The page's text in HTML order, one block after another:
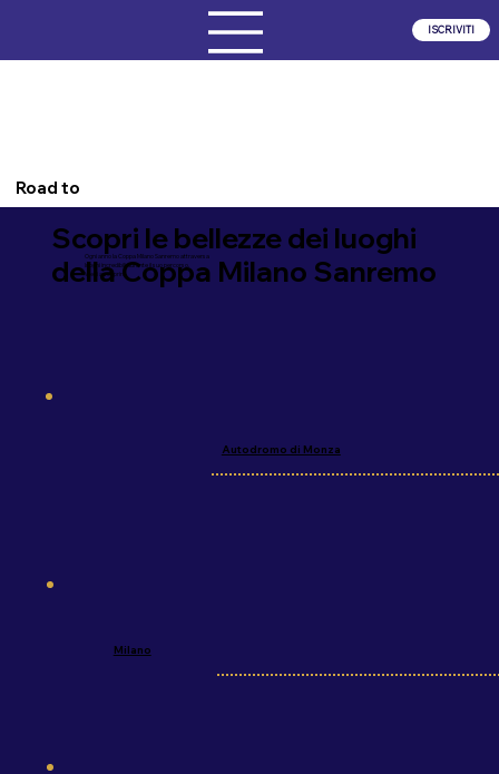
ISCRIVITI
Road to
Scopri le bellezze dei luoghi
della Coppa Milano Sanremo
Ogni anno la Coppa Milano Sanremo attraversa
luoghi incredibili durante il suo percorso.
Vieni a scoprirli!
Autodromo di Monza
Milano